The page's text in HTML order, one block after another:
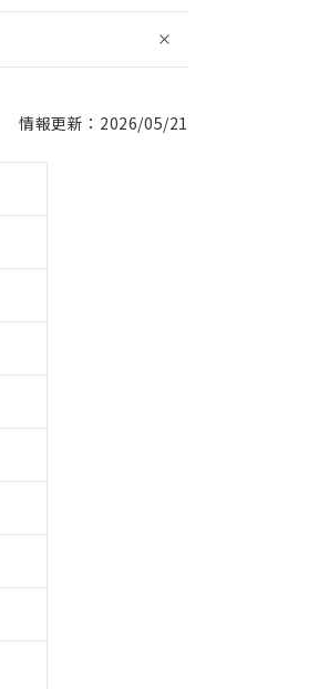
情報更新：2026/05/21